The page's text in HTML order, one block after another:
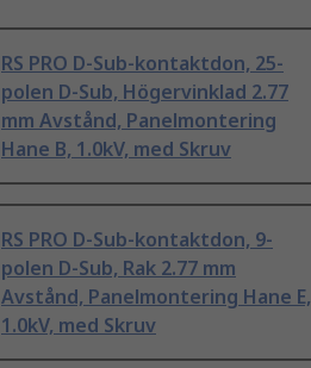
RS PRO D-Sub-kontaktdon, 25-
polen D-Sub, Högervinklad 2.77
mm Avstånd, Panelmontering
Hane B, 1.0kV, med Skruv
RS PRO D-Sub-kontaktdon, 9-
polen D-Sub, Rak 2.77 mm
Avstånd, Panelmontering Hane E,
1.0kV, med Skruv